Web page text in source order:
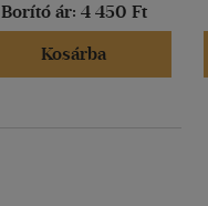
Borító ár: 4 450 Ft
Kosárba